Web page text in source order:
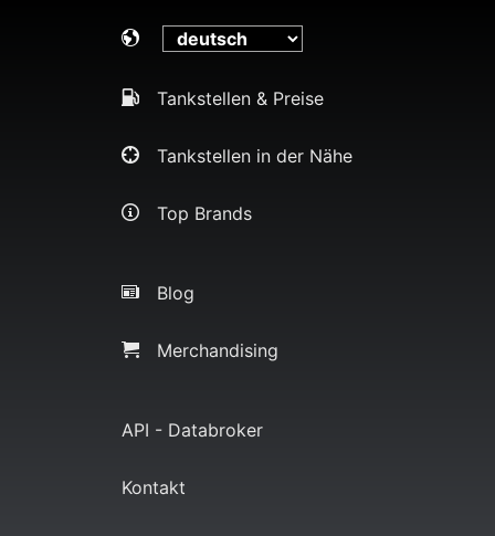
Tankstellen & Preise
Tankstellen in der Nähe
Top Brands
Blog
Merchandising
API - Databroker
Kontakt